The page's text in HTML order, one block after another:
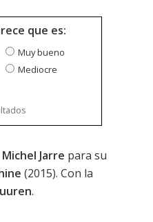
que es:
Muy bueno
Mediocre
Michel Jarre para su
(2015). Con la
.